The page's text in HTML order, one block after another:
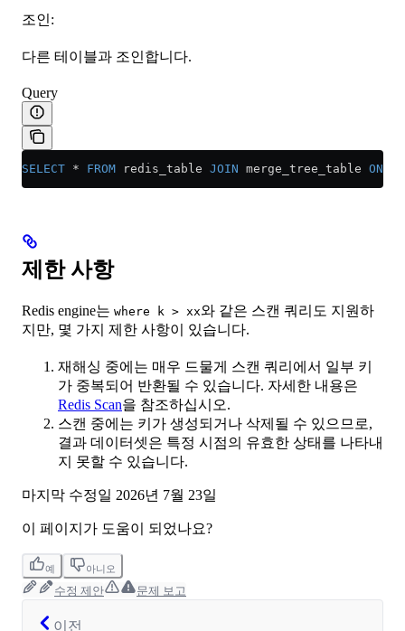
조인:
다른 테이블과 조인합니다.
Query
SELECT * FROM redis_table JOIN merge_tree_table ON
제한 사항
Redis engine는 where k > xx와 같은 스캔 쿼리도 지원하
지만, 몇 가지 제한 사항이 있습니다.
재해싱 중에는 매우 드물게 스캔 쿼리에서 일부 키
가 중복되어 반환될 수 있습니다. 자세한 내용은
Redis Scan을 참조하십시오.
스캔 중에는 키가 생성되거나 삭제될 수 있으므로,
결과 데이터셋은 특정 시점의 유효한 상태를 나타내
지 못할 수 있습니다.
마지막 수정일 2026년 7월 23일
이 페이지가 도움이 되었나요?
예 아니오
수정 제안 문제 보고
이전